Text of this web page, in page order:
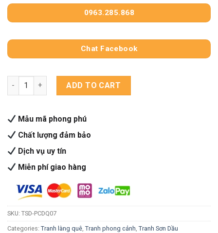
0963.285.868
Chat Facebook
Đồng quê 7 quantityADD TO CART
Mẫu mã phong phú
Chất lượng đảm bảo
Dịch vụ uy tín
Miễn phí giao hàng
SKU: TSD-PCDQ07
Categories: Tranh làng quê, Tranh phong cảnh, Tranh Sơn Dầu